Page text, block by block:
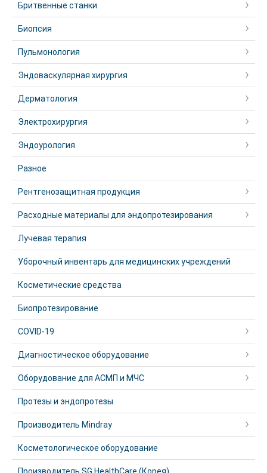
Бритвенные станки
Биопсия
Пульмонология
Эндоваскулярная хирургия
Дерматология
Электрохирургия
Эндоурология
Разное
Рентгенозащитная продукция
Расходные материалы для эндопротезирования
Лучевая терапия
Уборочный инвентарь для медицинских учреждений
Косметические средства
Биопротезирование
COVID-19
Диагностическое оборудование
Оборудование для АСМП и МЧС
Протезы и эндопротезы
Производитель Mindray
Косметологическое оборудование